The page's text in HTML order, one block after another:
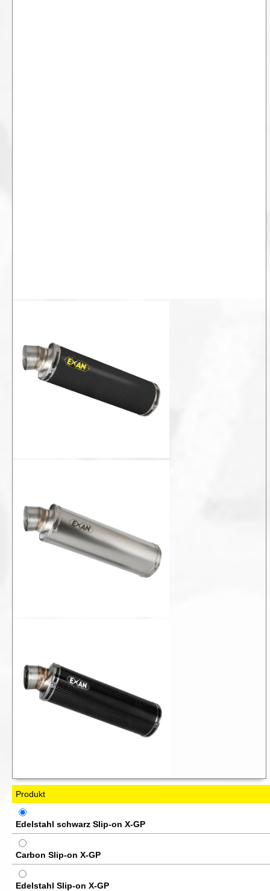
Produkt
Edelstahl schwarz Slip-on X-GP
Carbon Slip-on X-GP
Edelstahl Slip-on X-GP